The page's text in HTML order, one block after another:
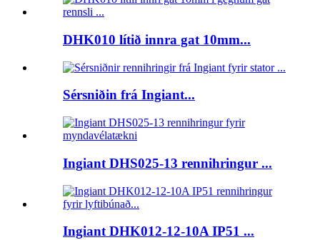
DHK010 lítið innra gat 10mm...
Sérsniðin frá Ingiant...
Ingiant DHS025-13 rennihringur ...
Ingiant DHK012-12-10A IP51 ...